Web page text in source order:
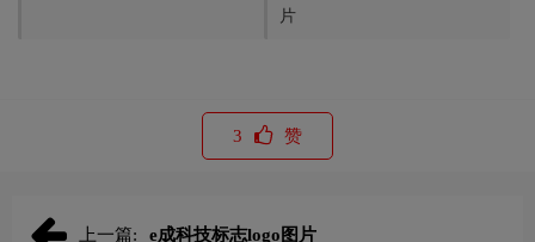
片
3 赞
上一篇: e成科技标志logo图片